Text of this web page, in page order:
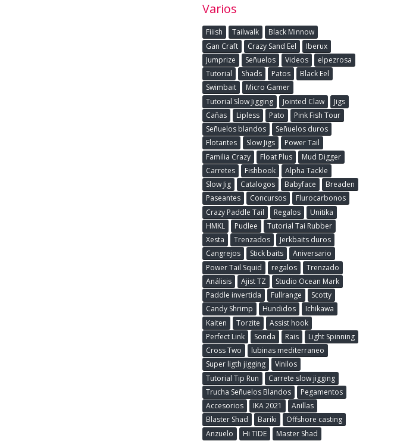
Varios
Fiiish Tailwalk
Black Minnow
Gan Craft
Crazy Sand Eel
Iberux
Jumprize
Señuelos Videos
elpezrosa
Tutorial
Shads Patos
Black Eel
Swimbait
Micro Gamer
Tutorial Slow Jigging
Jointed Claw
Jigs
Cañas
Lipless Pato
Pink Fish Tour
Señuelos blandos
Señuelos duros
Flotantes
Slow Jigs
Power Tail
Familia Crazy
Float Plus
Mud Digger
Carretes
Fishbook
Alpha Tackle
Slow Jig
Catalogos Babyface
Breaden
Paseantes
Concursos
Flurocarbonos
Crazy Paddle Tail
Regalos
Unitika
HMKL
Pudlee
Tutorial Tai Rubber
Xesta
Trenzados
Jerkbaits duros
Cangrejos
Stick baits
Aniversario
Power Tail Squid
regalos
Trenzado
Análisis
Ajist TZ
Studio Ocean Mark
Paddle invertida
Fullrange
Scotty
Candy Shrimp
Hundidos
Ichikawa
Kaiten
Torzite
Assist hook
Perfect Link
Sonda Rais
Light Spinning
Cross Two
lubinas mediterraneo
Super ligth jigging
Vinilos
Tutorial Tip Run
Carrete slow jigging
Trucha Señuelos Blandos
Pegamentos
Accesorios
IKA 2021
Anillas
Blaster Shad
Bariki
Offshore casting
Anzuelo
Hi TIDE
Master Shad